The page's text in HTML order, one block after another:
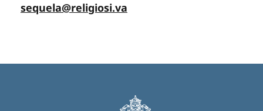
sequela@religiosi.va